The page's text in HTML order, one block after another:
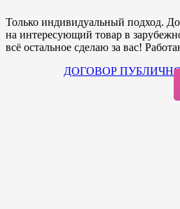
Только индивидуальный подход.
на интересующий товар в
всё остальное сделаю за вас!
ДОГОВОР